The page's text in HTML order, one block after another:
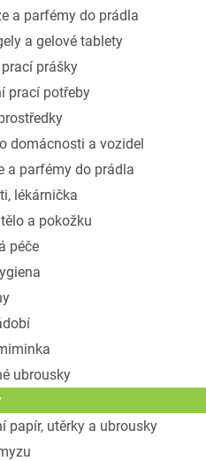
a parfémy do prádla
a gelové tablety
prášky
prací potřeby
domácnosti a vozidel
a parfémy do prádla
lékárnička
a pokožku
péče
ubrousky
papír, utěrky a ubrousky